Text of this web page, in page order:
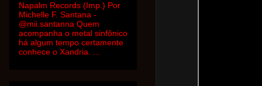
Napalm Records (Imp.) Por
Michelle F. Santana -
@mii.santanna Quem
acompanha o metal sinfônico
há algum tempo certamente
conhece o Xandria. ...